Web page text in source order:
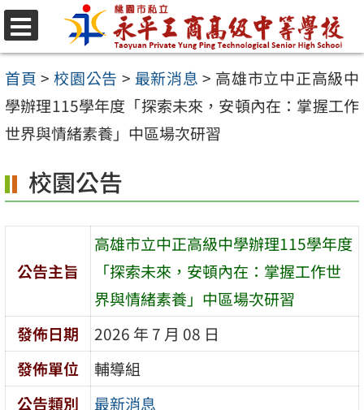
跳
至
主
要
內
區
首頁 > 校園公告 > 最新消息 > 高雄市立中正高級中
學辦理115學年度「探索未來，安頓內在：掌握工作
世界與情緒素養」中區場次研習
校園公告
公告主旨
高雄市立中正高級中學辦理115學年度
「探索未來，安頓內在：掌握工作世
界與情緒素養」中區場次研習
發佈日期
2026 年 7 月 08 日
發佈單位
輔導組
公告類別
最新消息
選
單